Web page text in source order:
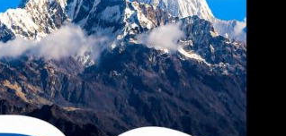
गर्याे । यसअघि प्रतियोगिताको फाईनल
प्रशन्न श्रेष्ठले समान एक÷एक गोलको
सञ्चालनमा आएको वालिङ फुटसलले